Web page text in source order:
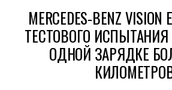
MERCEDES-BENZ
ТЕСТОВОГО
ОДНОЙ ЗАРЯДКЕ